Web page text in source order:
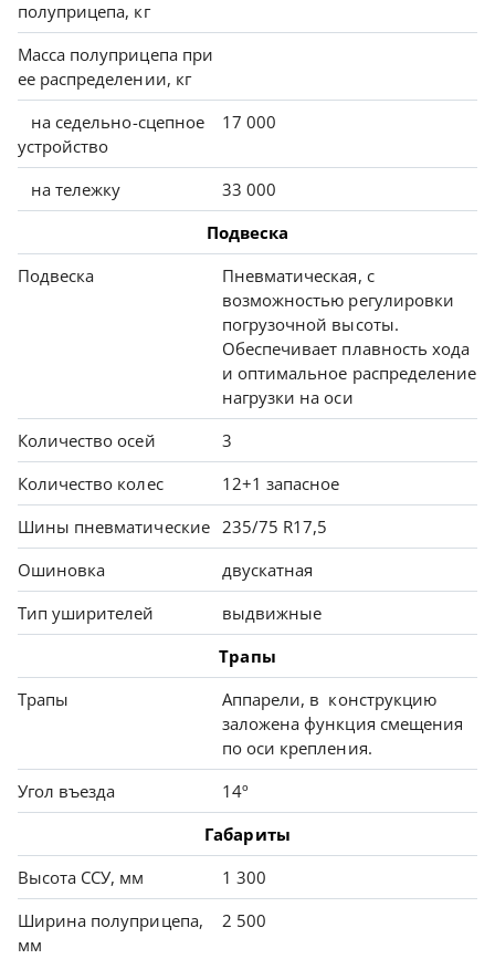
полуприцепа, кг
Масса полуприцепа при
ее распределении, кг
на седельно-сцепное
устройство
17 000
на тележку
33 000
Подвеска
Подвеска
Пневматическая, с
возможностью регулировки
погрузочной высоты.
Обеспечивает плавность хода
и оптимальное распределение
нагрузки на оси
Количество осей
3
Количество колес
12+1 запасное
Шины пневматические 235/75 R17,5
Ошиновка
двускатная
Тип уширителей
выдвижные
Трапы
Трапы
Аппарели, в конструкцию
заложена функция смещения
по оси крепления.
Угол въезда
14º
Габариты
Высота ССУ, мм
1 300
Ширина полуприцепа,
мм
2 500